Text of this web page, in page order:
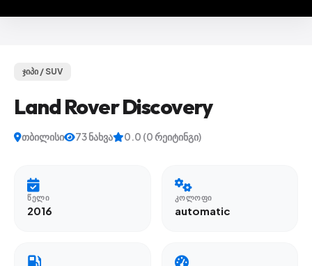
ჯიპი / SUV
Land Rover Discovery
თბილისი 73 ნახვა 0.0 (0 რეიტინგი)
ᲬᲔᲚᲘ
2016
ᲙᲝᲚᲝᲤᲘ
automatic